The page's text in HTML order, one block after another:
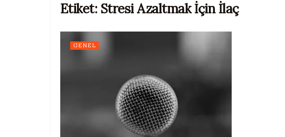
Etiket: Stresi Azaltmak İçin İlaç
GENEL